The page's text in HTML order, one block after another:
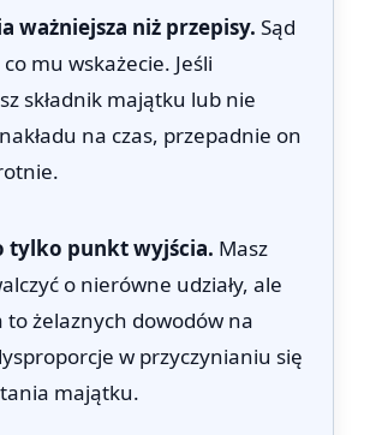
ważniejsza niż przepisy. Sąd
mu wskażecie. Jeśli
składnik majątku lub nie
nakładu na czas, przepadnie on
tylko punkt wyjścia. Masz
o nierówne udziały, ale
to żelaznych dowodów na
w przyczynianiu się
majątku.